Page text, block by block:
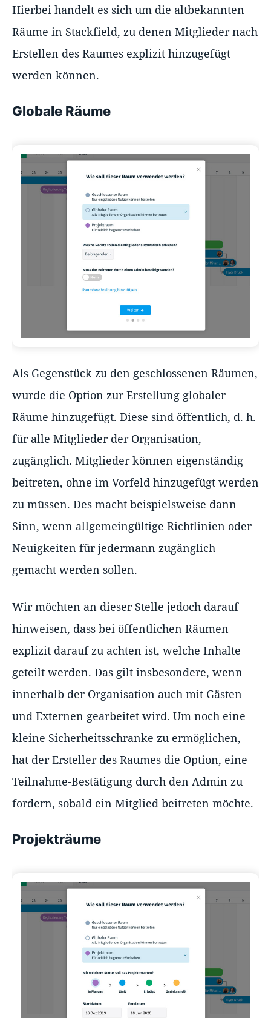
Hierbei handelt es sich um die altbekannten
Räume in Stackfield, zu denen Mitglieder nach
Erstellen des Raumes explizit hinzugefügt
werden können.
Globale Räume
Als Gegenstück zu den geschlossenen Räumen,
wurde die Option zur Erstellung globaler
Räume hinzugefügt. Diese sind öffentlich, d. h.
für alle Mitglieder der Organisation,
zugänglich. Mitglieder können eigenständig
beitreten, ohne im Vorfeld hinzugefügt werden
zu müssen. Des macht beispielsweise dann
Sinn, wenn allgemeingültige Richtlinien oder
Neuigkeiten für jedermann zugänglich
gemacht werden sollen.
Wir möchten an dieser Stelle jedoch darauf
hinweisen, dass bei öffentlichen Räumen
explizit darauf zu achten ist, welche Inhalte
geteilt werden. Das gilt insbesondere, wenn
innerhalb der Organisation auch mit Gästen
und Externen gearbeitet wird. Um noch eine
kleine Sicherheitsschranke zu ermöglichen,
hat der Ersteller des Raumes die Option, eine
Teilnahme-Bestätigung durch den Admin zu
fordern, sobald ein Mitglied beitreten möchte.
Projekträume